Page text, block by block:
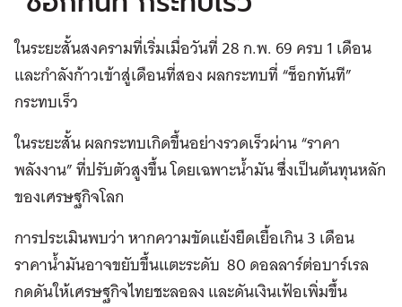
ในระยะสั้นสงครามที่เริ่มเมื่อวันที่ 28 ก.พ. 69 ครบ 1 เดือน
และกำลังก้าวเข้าสู่เดือนที่สอง ผลกระทบที่ “ช็อกทันที”
กระทบเร็ว
ในระยะสั้น ผลกระทบเกิดขึ้นอย่างรวดเร็วผ่าน “ราคา
พลังงาน” ที่ปรับตัวสูงขึ้น โดยเฉพาะน้ำมัน ซึ่งเป็นต้นทุนหลัก
ของเศรษฐกิจโลก
การประเมินพบว่า หากความขัดแย้งยืดเยื้อเกิน 3 เดือน
ราคาน้ำมันอาจขยับขึ้นแตะระดับ 80 ดอลลาร์ต่อบาร์เรล
กดดันให้เศรษฐกิจไทยชะลอลง และดันเงินเฟ้อเพิ่มขึ้น